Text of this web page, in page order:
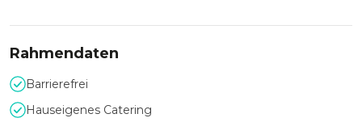
Rahmendaten
Barrierefrei
Hauseigenes Catering